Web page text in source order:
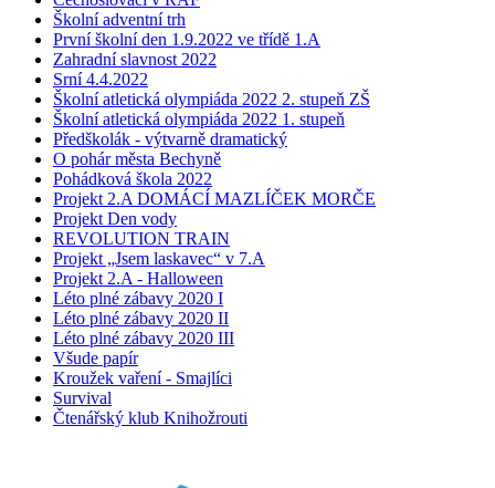
Školní adventní trh
První školní den 1.9.2022 ve třídě 1.A
Zahradní slavnost 2022
Srní 4.4.2022
Školní atletická olympiáda 2022 2. stupeň ZŠ
Školní atletická olympiáda 2022 1. stupeň
Předškolák - výtvarně dramatický
O pohár města Bechyně
Pohádková škola 2022
Projekt 2.A DOMÁCÍ MAZLÍČEK MORČE
Projekt Den vody
REVOLUTION TRAIN
Projekt „Jsem laskavec“ v 7.A
Projekt 2.A - Halloween
Léto plné zábavy 2020 I
Léto plné zábavy 2020 II
Léto plné zábavy 2020 III
Všude papír
Kroužek vaření - Smajlíci
Survival
Čtenářský klub Knihožrouti